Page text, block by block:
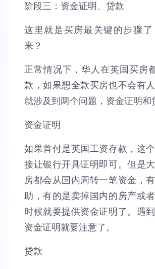
阶段三：资金证明、贷款
这里就是买房最关键的步骤了
来？
正常情况下，华人在英国买房
款，如果想全款买房也不会有
就涉及到两个问题，资金证明和
资金证明
如果首付是英国工资存款，这
接让银行开具证明即可。但是
房都会从国内周转一笔资金，
助，有的是卖掉国内的房产或
时候就要提供资金证明了。遇
资金证明就要注意了。
贷款